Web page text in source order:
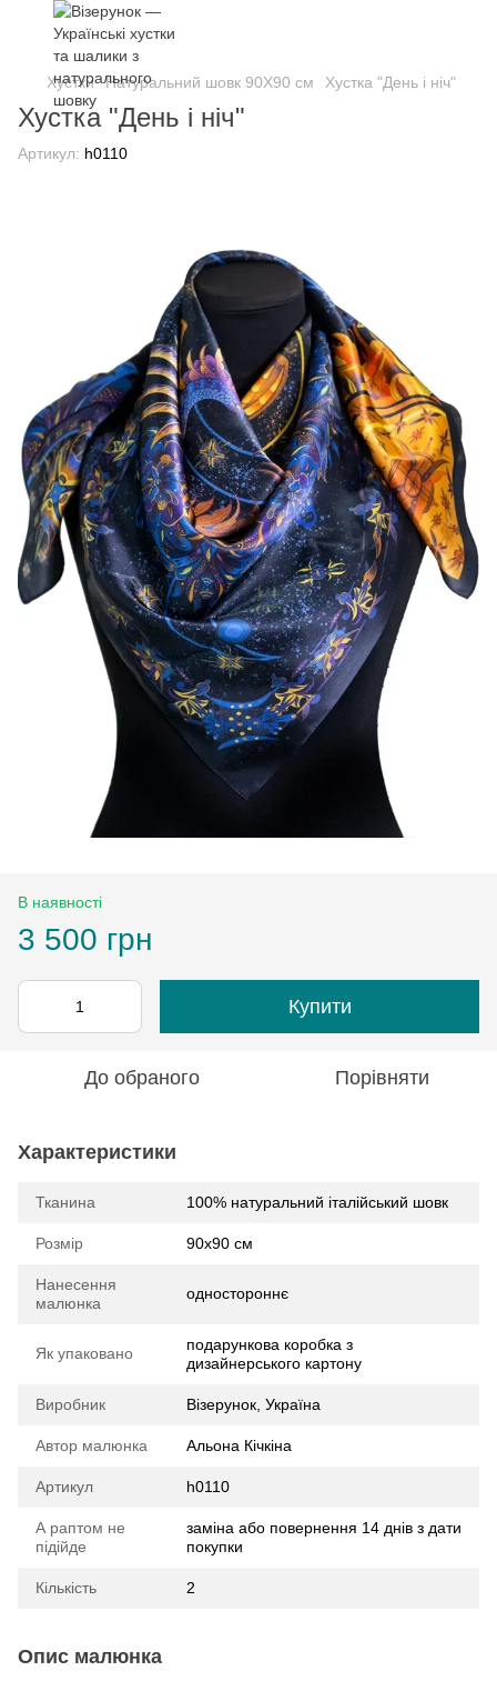
Хустки Натуральний шовк 90Х90 см Хустка "День і ніч"
Хустка "День і ніч"
Артикул: h0110
В наявності
3 500 грн
Купити
До обраного Порівняти
Характеристики
Тканина 100% натуральний італійський шовк
Розмір 90х90 см
Нанесення
малюнка
одностороннє
Як упаковано
подарункова коробка з
дизайнерського картону
Виробник Візерунок, Україна
Автор малюнка Альона Кічкіна
Артикул h0110
А раптом не
підійде
заміна або повернення 14 днів з дати
покупки
Кількість 2
Опис малюнка